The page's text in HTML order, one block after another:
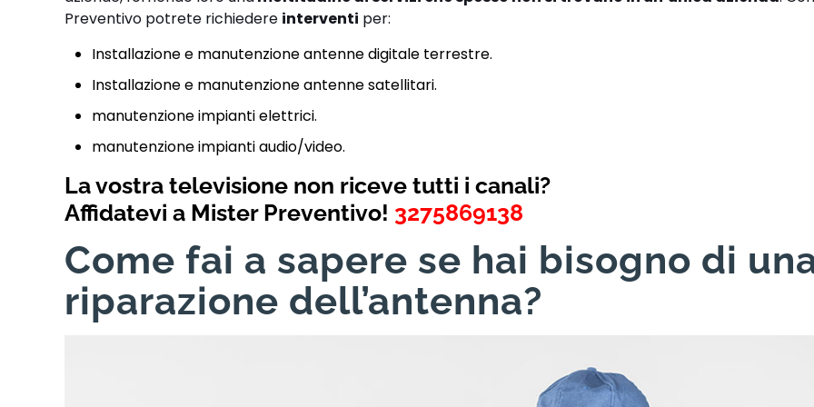
Preventivo potrete richiedere interventi per:
Installazione e manutenzione antenne digitale terrestre.
Installazione e manutenzione antenne satellitari.
manutenzione impianti elettrici.
manutenzione impianti audio/video.
La vostra televisione non riceve tutti i canali?
Affidatevi a Mister Preventivo! 3275869138
Come fai a sapere se hai bisogno di
riparazione dell’antenna?